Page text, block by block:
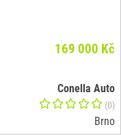
169 000 Kč
Conella Auto
(0)
Brno